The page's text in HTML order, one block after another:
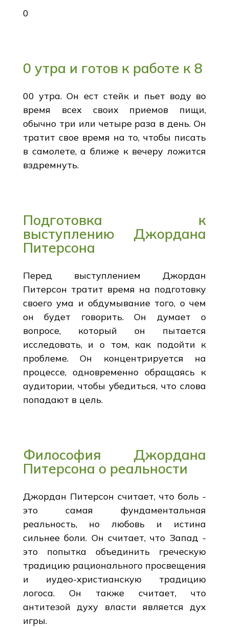
0
0 утра и готов к работе к 8
00 утра. Он ест стейк и пьет воду во
время всех своих приемов пищи,
обычно три или четыре раза в день. Он
тратит свое время на то, чтобы писать
в самолете, а ближе к вечеру ложится
вздремнуть.
Подготовка к
выступлению Джордана
Питерсона
Перед выступлением Джордан
Питерсон тратит время на подготовку
своего ума и обдумывание того, о чем
он будет говорить. Он думает о
вопросе, который он пытается
исследовать, и о том, как подойти к
проблеме. Он концентрируется на
процессе, одновременно обращаясь к
аудитории, чтобы убедиться, что слова
попадают в цель.
Философия Джордана
Питерсона о реальности
Джордан Питерсон считает, что боль -
это самая фундаментальная
реальность, но любовь и истина
сильнее боли. Он считает, что Запад -
это попытка объединить греческую
традицию рационального просвещения
и иудео-христианскую традицию
логоса. Он также считает, что
антитезой духу власти является дух
игры.